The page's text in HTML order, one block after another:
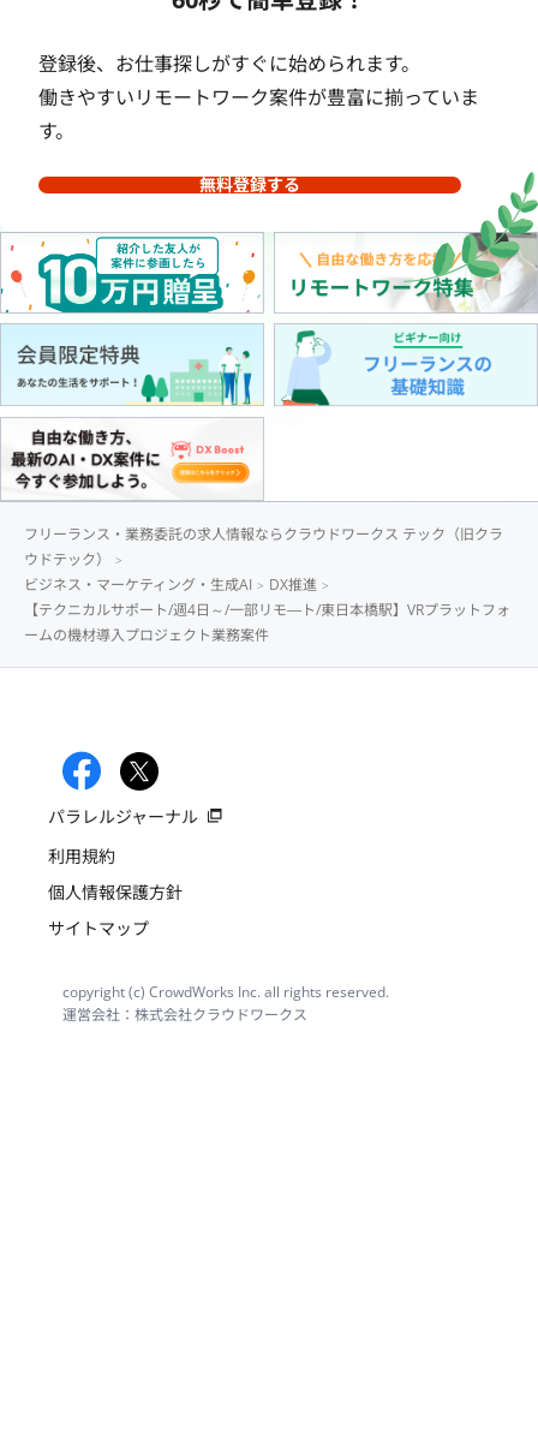
登録後、お仕事探しがすぐに始められます。
働きやすいリモートワーク案件が豊富に揃っていま
す。
無料登録する
フリーランス・業務委託の求人情報ならクラウドワークス テック（旧クラ
ウドテック）
ビジネス・マーケティング・生成AI
DX推進
【テクニカルサポート/週4日～/一部リモ―ト/東日本橋駅】VRプラットフォ
ームの機材導入プロジェクト業務案件
パラレルジャーナル
利用規約
個人情報保護方針
サイトマップ
copyright (c) CrowdWorks Inc. all rights reserved.
運営会社：株式会社クラウドワークス